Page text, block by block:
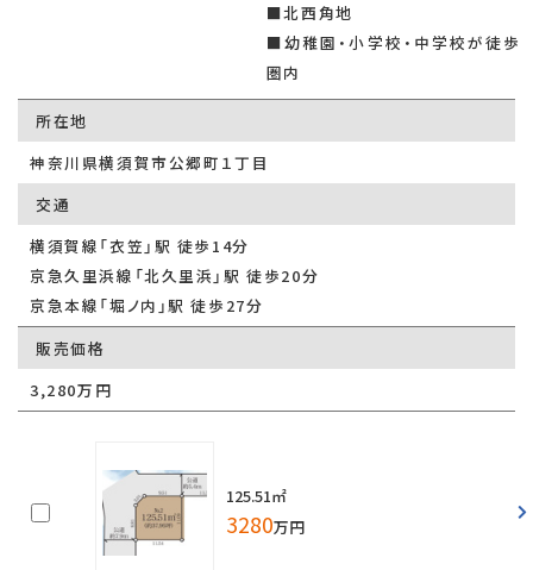
■北西角地
■幼稚園・小学校・中学校が徒歩
圏内
所在地
神奈川県横須賀市公郷町１丁目
交通
横須賀線「衣笠」駅 徒歩14分
京急久里浜線「北久里浜」駅 徒歩20分
京急本線「堀ノ内」駅 徒歩27分
販売価格
3,280万円
125.51㎡
3280万円